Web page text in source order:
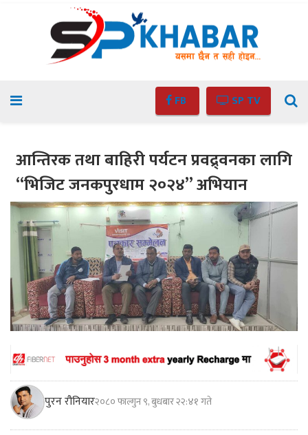
FB SP TV
आन्तिरक तथा बाहिरी पर्यटन प्रवद्र्वनका लागि
“भिजिट जनकपुरधाम २०२४” अभियान
पुरन रौनियार२०८० फाल्गुन ९, बुधबार २२:४१ गते